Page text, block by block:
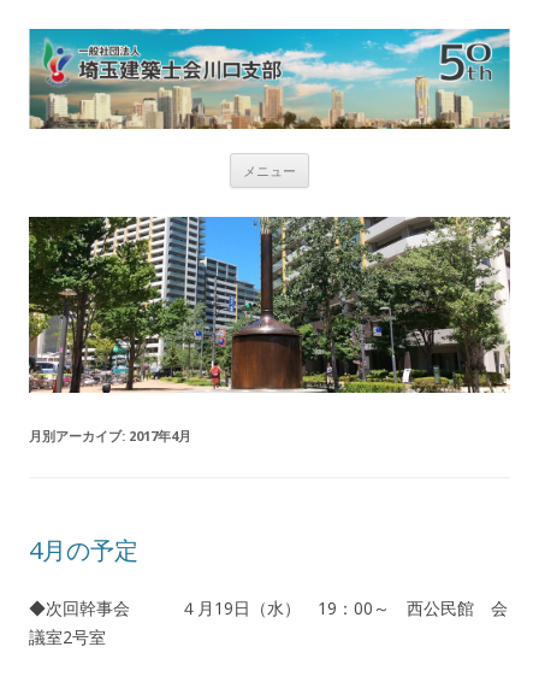
メニュー
ン
ツ
へ
ス
キ
ッ
プ
月別アーカイブ: 2017年4月
4月の予定
◆次回幹事会 ４月19日（水） 19：00～ 西公民館 会
議室2号室